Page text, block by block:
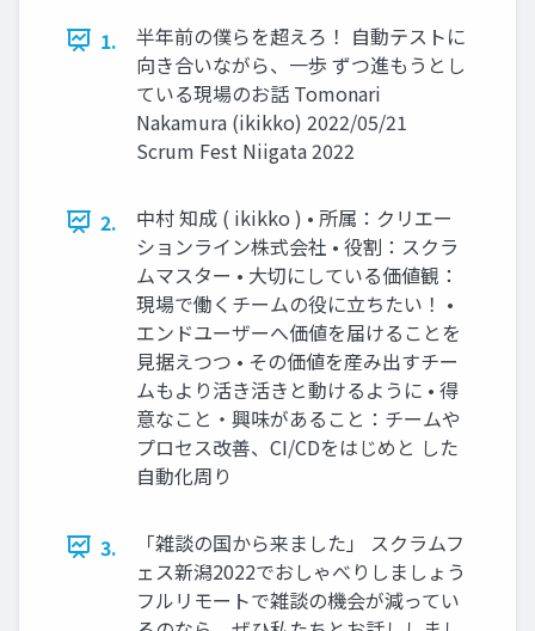
1.
半年前の僕らを超えろ！ 自動テストに
向き合いながら、一歩 ずつ進もうとし
ている現場のお話 Tomonari
Nakamura (ikikko) 2022/05/21
Scrum Fest Niigata 2022
2.
中村 知成 ( ikikko ) • 所属：クリエー
ションライン株式会社 • 役割：スクラ
ムマスター • 大切にしている価値観：
現場で働くチームの役に立ちたい！ •
エンドユーザーへ価値を届けることを
見据えつつ • その価値を産み出すチー
ムもより活き活きと動けるように • 得
意なこと・興味があること：チームや
プロセス改善、CI/CDをはじめと した
自動化周り
3.
「雑談の国から来ました」 スクラムフ
ェス新潟2022でおしゃべりしましょう
フルリモートで雑談の機会が減ってい